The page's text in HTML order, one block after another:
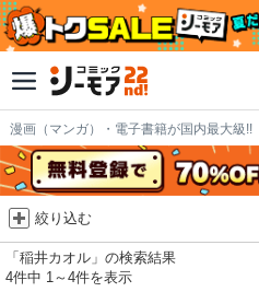
漫画（マンガ）・電子書籍が国内最大級!!
絞り込む
「稲井カオル」の検索結果
4件中 1～4件を表示